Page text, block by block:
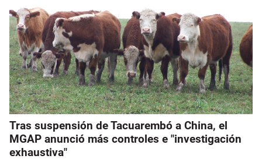
Tras suspensión de Tacuarembó a China, el
MGAP anunció más controles e "investigación
exhaustiva"